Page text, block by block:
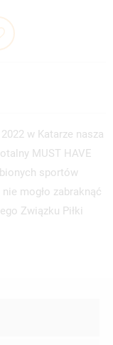
w Katarze nasza
MUST HAVE
sportów
mogło zabraknąć
Związku Piłki